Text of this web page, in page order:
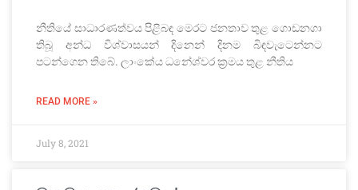
නීතියේ සාධාරණත්වය පිළිබඳ මෙරට ජනතාව තුළ ගොඩනගා
තිබූ අන්ධ විශ්වාසයන් දිනෙන් දිනම බිඳවැටෙන්නට
පටන්ගෙන තිබේ. ලාංකේය ධනේශ්වර ක්‍රමය තුළ නීතිය
READ MORE »
July 8, 2021